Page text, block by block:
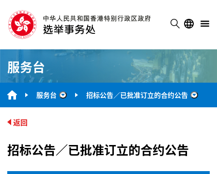
服务台
服务台 “服务台”招标公告／已批准订立的合约公告 “招标
返回
招标公告／已批准订立的合约公告